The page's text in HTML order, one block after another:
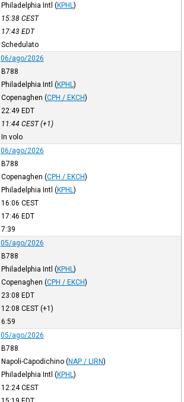
Philadelphia Intl (KPHL )
15:38 CEST
17:43 EDT
Schedulato
06/ago/2026
B788
Philadelphia Intl (KPHL )
Copenaghen (CPH / EKCH)
22:49 EDT
11:44 CEST(+1)
In volo
06/ago/2026
B788
Copenaghen (CPH / EKCH)
Philadelphia Intl (KPHL )
16:06 CEST
17:46 EDT
7:39
05/ago/2026
B788
Philadelphia Intl (KPHL )
Copenaghen (CPH / EKCH)
23:08 EDT
12:08 CEST(+1)
6:59
05/ago/2026
B788
Napoli-Capodichino (NAP / LIRN)
Philadelphia Intl (KPHL )
12:24CEST